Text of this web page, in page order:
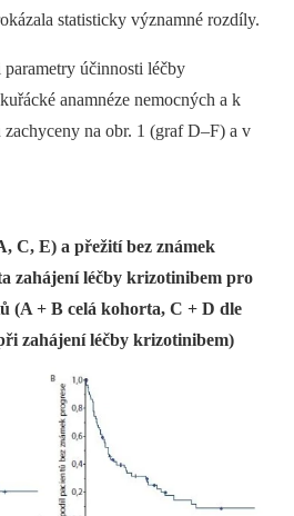
statisticky významné rozdíly.
účinnosti léčby
anamnéze nemocných a k
na obr. 1 (graf D–F) a v
C, E) a přežití bez známek
zahájení léčby krizotinibem pro
(A + B celá kohorta, C + D dle
zahájení léčby krizotinibem)